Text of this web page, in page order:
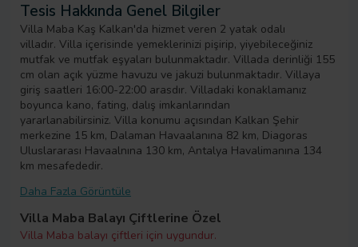
Tesis Hakkında Genel Bilgiler
Villa Maba Kaş Kalkan'da hizmet veren 2 yatak odalı
villadır. Villa içerisinde yemeklerinizi pişirip, yiyebileceğiniz
mutfak ve mutfak eşyaları bulunmaktadır. Villada derinliği 155
cm olan açık yüzme havuzu ve jakuzi bulunmaktadır. Villaya
giriş saatleri 16:00-22:00 arasdır. Villadaki konaklamanız
boyunca kano, fating, dalış imkanlarından
yararlanabilirsiniz. Villa konumu açısından Kalkan Şehir
merkezine 15 km, Dalaman Havaalanına 82 km, Diagoras
Uluslararası Havaalnına 130 km, Antalya Havalimanına 134
km mesafededir.
Daha Fazla Görüntüle
Villa Maba Balayı Çiftlerine Özel
Villa Maba balayı çiftleri için uygundur.